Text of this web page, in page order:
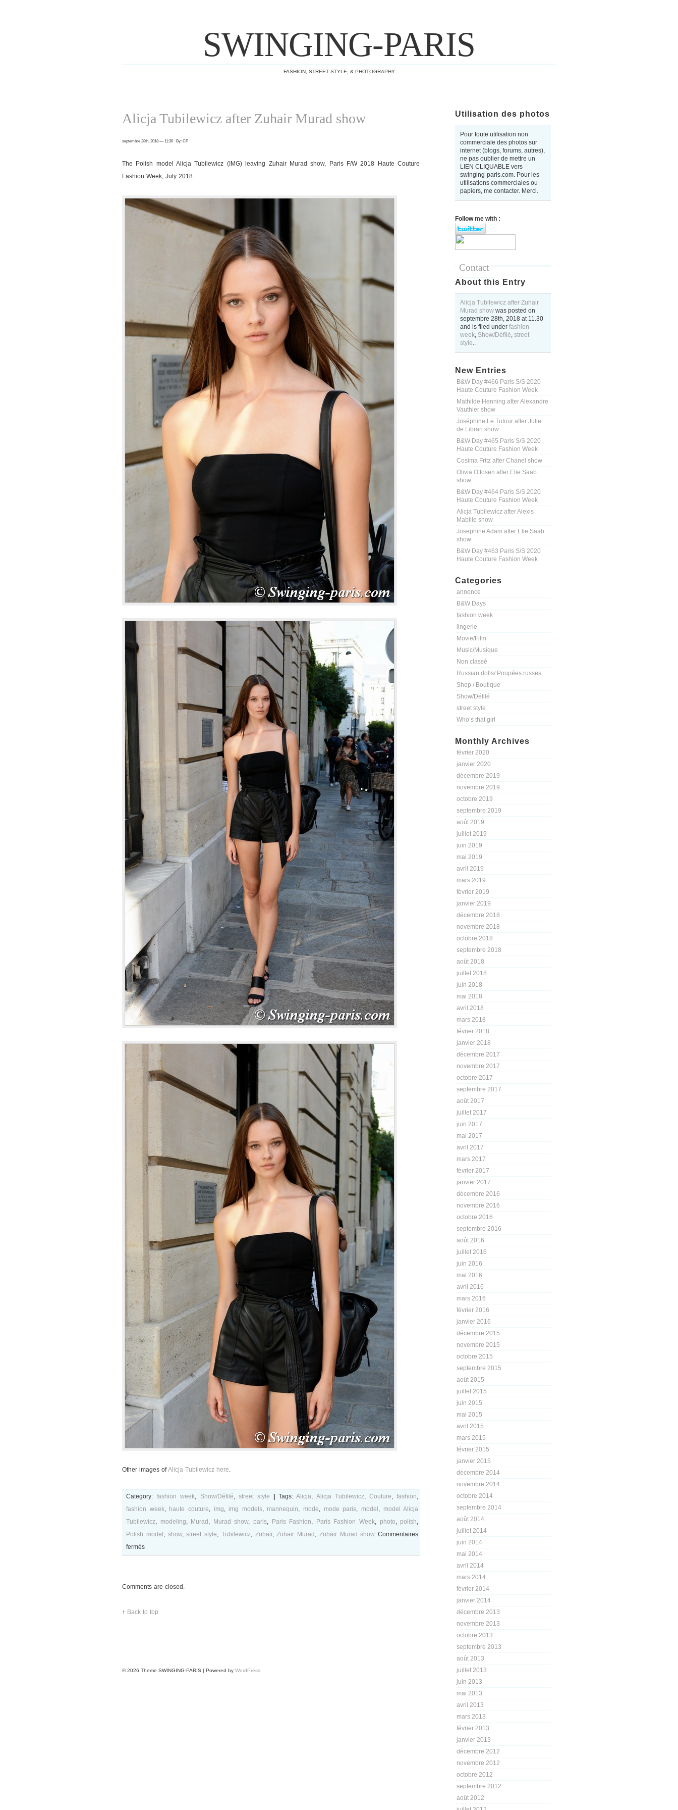
SWINGING-PARIS
FASHION, STREET STYLE, & PHOTOGRAPHY
Utilisation des photos
Pour toute utilisation non
commerciale des photos sur
internet (blogs, forums, autres),
ne pas oublier de mettre un
LIEN CLIQUABLE vers
swinging-paris.com. Pour les
utilisations commerciales ou
papiers, me contacter. Merci.
Follow me with :
Contact
About this Entry
Alicja Tubilewicz after Zuhair
Murad show was posted on
septembre 28th, 2018 at 11.30
and is filed under fashion
week, Show/Défilé, street
style..
New Entries
B&W Day #466 Paris S/S 2020
Haute Couture Fashion Week
Mathilde Henning after Alexandre
Vauthier show
Joséphine Le Tutour after Julie
de Libran show
B&W Day #465 Paris S/S 2020
Haute Couture Fashion Week
Cosima Fritz after Chanel show
Olivia Ottosen after Elie Saab
show
B&W Day #464 Paris S/S 2020
Haute Couture Fashion Week
Alicja Tubilewicz after Alexis
Mabille show
Josephine Adam after Elie Saab
show
B&W Day #463 Paris S/S 2020
Haute Couture Fashion Week
Categories
annonce
B&W Days
fashion week
lingerie
Movie/Film
Music/Musique
Non classé
Russian dolls/ Poupées russes
Shop / Boutique
Show/Défilé
street style
Who’s that girl
Monthly Archives
février 2020
janvier 2020
décembre 2019
novembre 2019
octobre 2019
septembre 2019
août 2019
juillet 2019
juin 2019
mai 2019
avril 2019
mars 2019
février 2019
janvier 2019
décembre 2018
novembre 2018
octobre 2018
septembre 2018
août 2018
juillet 2018
juin 2018
mai 2018
avril 2018
mars 2018
février 2018
janvier 2018
décembre 2017
novembre 2017
octobre 2017
septembre 2017
août 2017
juillet 2017
juin 2017
mai 2017
avril 2017
mars 2017
février 2017
janvier 2017
décembre 2016
novembre 2016
octobre 2016
septembre 2016
août 2016
juillet 2016
juin 2016
mai 2016
avril 2016
mars 2016
février 2016
janvier 2016
décembre 2015
novembre 2015
octobre 2015
septembre 2015
août 2015
juillet 2015
juin 2015
mai 2015
avril 2015
mars 2015
février 2015
janvier 2015
décembre 2014
novembre 2014
octobre 2014
septembre 2014
août 2014
juillet 2014
juin 2014
mai 2014
avril 2014
mars 2014
février 2014
janvier 2014
décembre 2013
novembre 2013
octobre 2013
septembre 2013
août 2013
juillet 2013
juin 2013
mai 2013
avril 2013
mars 2013
février 2013
janvier 2013
décembre 2012
novembre 2012
octobre 2012
septembre 2012
août 2012
Alicja Tubilewicz after Zuhair Murad show
septembre 28th, 2018 — 11:30 By: CP
The Polish model Alicja Tubilewicz (IMG) leaving Zuhair Murad show, Paris F/W 2018 Haute Couture
Fashion Week, July 2018.
Other images ofAlicja Tubilewicz here.
Category:fashion week, Show/Défilé, street style Tags:Alicja, Alicja Tubilewicz, Couture,fashion,
fashion week, haute couture, img, img models, mannequin, mode, mode paris, model , model Alicja
Tubilewicz, modeling, Murad , Murad show, paris, Paris Fashion, Paris Fashion Week, photo, polish,
Polish model , show,street style, Tubilewicz, Zuhair,Zuhair Murad , Zuhair Murad show Commentaires
ferméssur
after
Murad
Comments are closed.
↑ Back to top
© 2026 Theme SWINGING-PARIS | Powered by WordPress